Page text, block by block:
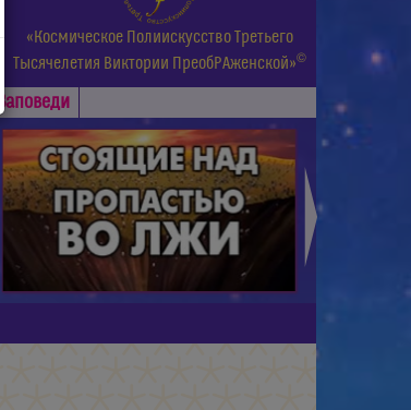
«Космическое Полиискусство Третьего
Тысячелетия Виктории ПреобРАженской»©
Заповеди ►